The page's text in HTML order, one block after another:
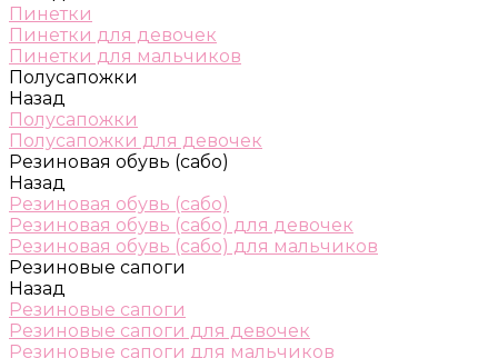
Пинетки
Пинетки для девочек
Пинетки для мальчиков
Полусапожки
Назад
Полусапожки
Полусапожки для девочек
Резиновая обувь (сабо)
Назад
Резиновая обувь (сабо)
Резиновая обувь (сабо) для девочек
Резиновая обувь (сабо) для мальчиков
Резиновые сапоги
Назад
Резиновые сапоги
Резиновые сапоги для девочек
Резиновые сапоги для мальчиков